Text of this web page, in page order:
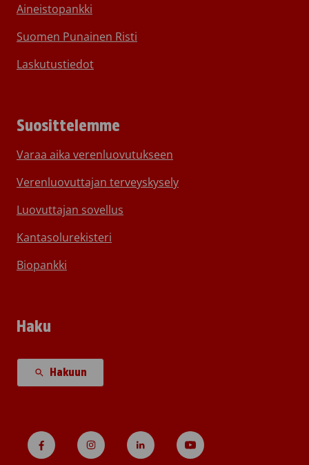
Aineistopankki
Suomen Punainen Risti
Laskutustiedot
Suosittelemme
Varaa aika verenluovutukseen
Verenluovuttajan terveyskysely
Luovuttajan sovellus
Kantasolurekisteri
Biopankki
Haku
Hakuun